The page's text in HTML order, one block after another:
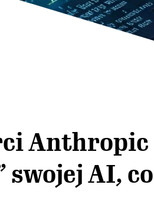
Anthropic
swojej AI,